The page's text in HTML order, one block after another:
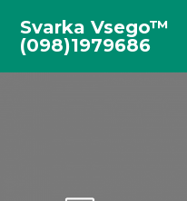
Svarka Vsego™
(098)1979686